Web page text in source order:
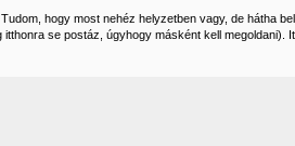
hogy most nehéz helyzetben vagy, de hátha
se postáz, úgyhogy másként kell megoldani).